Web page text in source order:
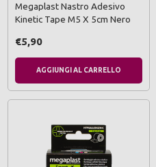
Megaplast Nastro Adesivo
Kinetic Tape M5 X 5cm Nero
€5,90
AGGIUNGI AL CARRELLO